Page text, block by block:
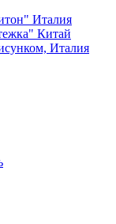
Италия
Китай
Италия